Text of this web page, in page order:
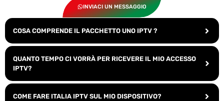
INVIACI UN MESSAGGIO
COSA COMPRENDE IL PACCHETTO UNO IPTV ?
QUANTO TEMPO CI VORRÀ PER RICEVERE IL MIO ACCESSO
IPTV?
COME FARE ITALIA IPTV SUL MIO DISPOSITIVO?